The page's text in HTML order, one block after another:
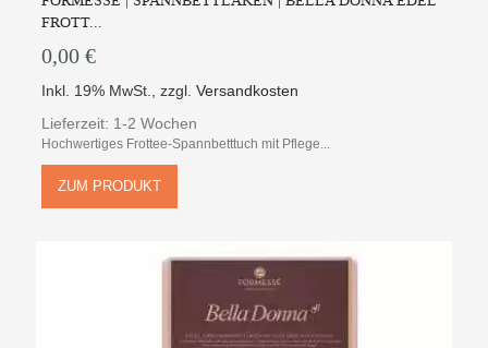
FROTT...
0,00 €
Inkl. 19% MwSt.,zzgl.Versandkosten
Lieferzeit: 1-2 Wochen
Hochwertiges Frottee-Spannbetttuch mit Pflege...
ZUM PRODUKT